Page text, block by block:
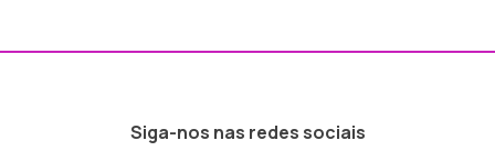
Siga-nos nas redes sociais